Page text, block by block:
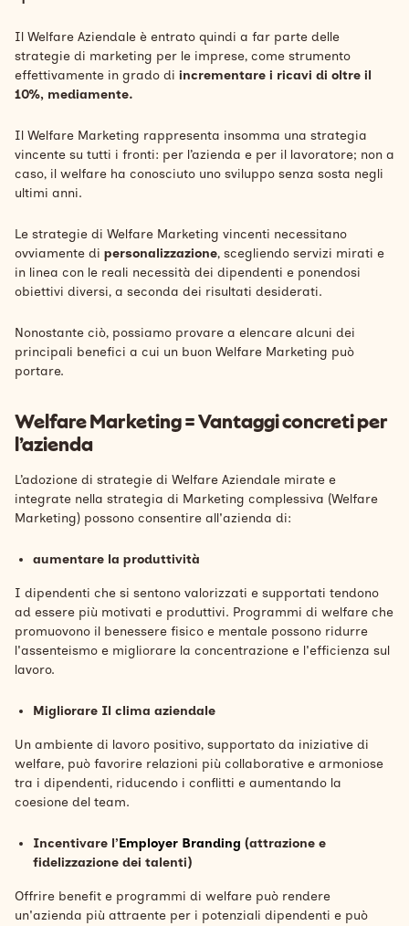
Il Welfare Aziendale è entrato quindi a far parte delle
strategie di marketing per le imprese, come strumento
effettivamente in grado di incrementare i ricavi di oltre il
10%, mediamente.
Il Welfare Marketing rappresenta insomma una strategia
vincente su tutti i fronti: per l’azienda e per il lavoratore; non a
caso, il welfare ha conosciuto uno sviluppo senza sosta negli
ultimi anni.
Le strategie di Welfare Marketing vincenti necessitano
ovviamente di personalizzazione, scegliendo servizi mirati e
in linea con le reali necessità dei dipendenti e ponendosi
obiettivi diversi, a seconda dei risultati desiderati.
Nonostante ciò, possiamo provare a elencare alcuni dei
principali benefici a cui un buon Welfare Marketing può
portare.
Welfare Marketing = Vantaggi concreti per
l’azienda
L’adozione di strategie di Welfare Aziendale mirate e
integrate nella strategia di Marketing complessiva (Welfare
Marketing) possono consentire all'azienda di:
aumentare la produttività
I dipendenti che si sentono valorizzati e supportati tendono
ad essere più motivati e produttivi. Programmi di welfare che
promuovono il benessere fisico e mentale possono ridurre
l'assenteismo e migliorare la concentrazione e l'efficienza sul
lavoro.
Migliorare Il clima aziendale
Un ambiente di lavoro positivo, supportato da iniziative di
welfare, può favorire relazioni più collaborative e armoniose
tra i dipendenti, riducendo i conflitti e aumentando la
coesione del team.
Incentivare l’Employer Branding (attrazione e
fidelizzazione dei talenti)
Offrire benefit e programmi di welfare può rendere
un'azienda più attraente per i potenziali dipendenti e può